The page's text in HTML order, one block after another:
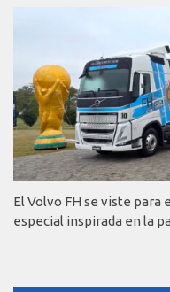
El Volvo FH se viste para
especial inspirada en la